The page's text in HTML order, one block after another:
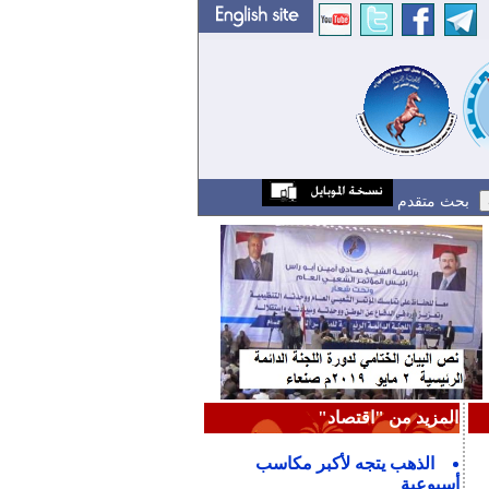
بحث متقدم
المزيد من "اقتصاد"
الذهب يتجه لأكبر مكاسب
أسبوعية